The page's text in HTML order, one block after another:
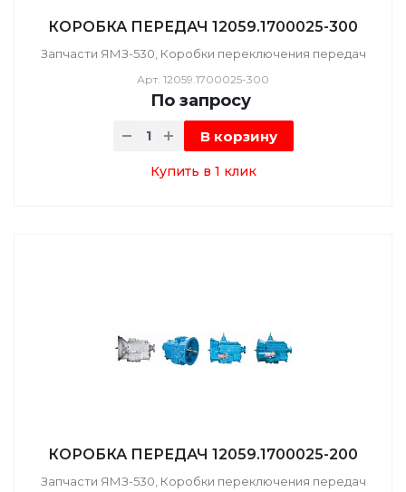
КОРОБКА ПЕРЕДАЧ 12059.1700025-300
Запчасти ЯМЗ-530, Коробки переключения передач
Арт. 12059.1700025-300
По запросу
В корзину
Купить в 1 клик
КОРОБКА ПЕРЕДАЧ 12059.1700025-200
Запчасти ЯМЗ-530, Коробки переключения передач